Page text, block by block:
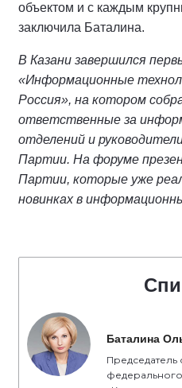
объектом и с каждым
заключила Баталина.
В Казани завершился
«Информационные
Россия», на котором
ответственные за
отделений и
Партии. На форуме
Партии, которые уже
новинках в
Баталина